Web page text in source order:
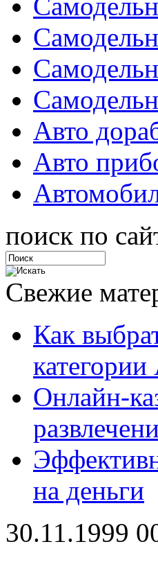
Авто
Авто
поиск по
Свежие
Как
Онлайн-
на деньги
30.11.1999